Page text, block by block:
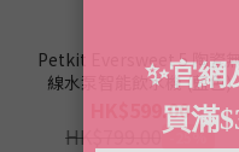
Petkit Eversweet 5 陶瓷
線水泵智能飲水機 (藍色)
HK$599.00
HK$799.00
-25%